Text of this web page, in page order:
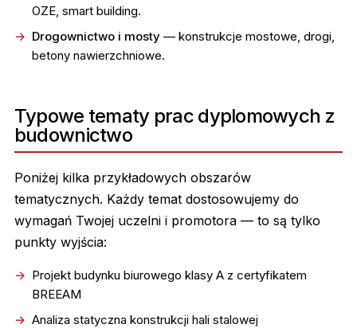
OZE, smart building.
Drogownictwo i mosty— konstrukcje mostowe, drogi,
betony nawierzchniowe.
Typowe tematy prac dyplomowych z
budownictwo
Poniżej kilka przykładowych obszarów
tematycznych. Każdy temat dostosowujemy do
wymagań Twojej uczelni i promotora — to są tylko
punkty wyjścia:
Projekt budynku biurowego klasy A z certyfikatem
BREEAM
Analiza statyczna konstrukcji hali stalowej